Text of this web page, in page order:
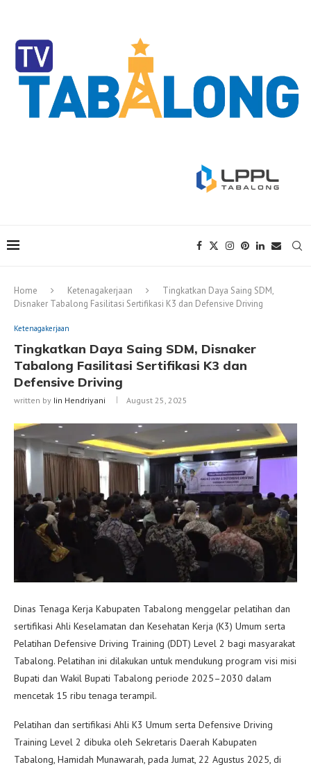
Home Ketenagakerjaan
Tingkatkan Daya Saing SDM,
Disnaker Tabalong Fasilitasi Sertifikasi K3 dan Defensive Driving
Ketenagakerjaan
Tingkatkan Daya Saing SDM, Disnaker
Tabalong Fasilitasi Sertifikasi K3 dan
Defensive Driving
written by Iin Hendriyani August 25, 2025
Dinas Tenaga Kerja Kabupaten Tabalong menggelar pelatihan dan
sertifikasi Ahli Keselamatan dan Kesehatan Kerja (K3) Umum serta
Pelatihan Defensive Driving Training (DDT) Level 2 bagi masyarakat
Tabalong. Pelatihan ini dilakukan untuk mendukung program visi misi
Bupati dan Wakil Bupati Tabalong periode 2025–2030 dalam
mencetak 15 ribu tenaga terampil.
Pelatihan dan sertifikasi Ahli K3 Umum serta Defensive Driving
Training Level 2 dibuka oleh Sekretaris Daerah Kabupaten
Tabalong, Hamidah Munawarah, pada Jumat, 22 Agustus 2025, di